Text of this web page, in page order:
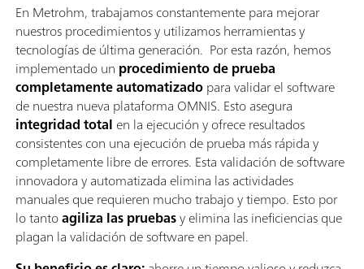
En Metrohm, trabajamos constantemente para mejorar
nuestros procedimientos y utilizamos herramientas y
tecnologías de última generación. Por esta razón, hemos
implementado un procedimiento de prueba
completamente automatizadopara validar el software
de nuestra nueva plataforma OMNIS. Esto asegura
integridad total en la ejecución y ofrece resultados
consistentes con una ejecución de prueba más rápida y
completamente libre de errores. Esta validación de software
innovadora y automatizada elimina las actividades
manuales que requieren mucho trabajo y tiempo. Esto por
lo tantoagiliza las pruebasy elimina las ineficiencias que
plagan la validación de software en papel.